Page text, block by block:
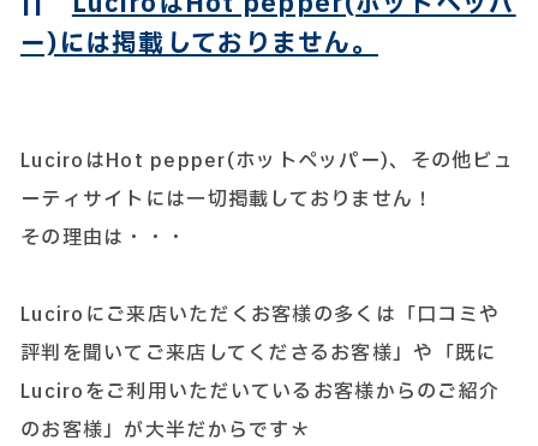
ー)には掲載しておりません。
LuciroはHot pepper(ホットペッパー)、その他ビュ
ーティサイトには一切掲載しておりません！
その理由は・・・
Luciroにご来店いただくお客様の多くは「口コミや
評判を聞いてご来店してくださるお客様」や「既に
Luciroをご利用いただいているお客様からのご紹介
のお客様」が大半だからです＊